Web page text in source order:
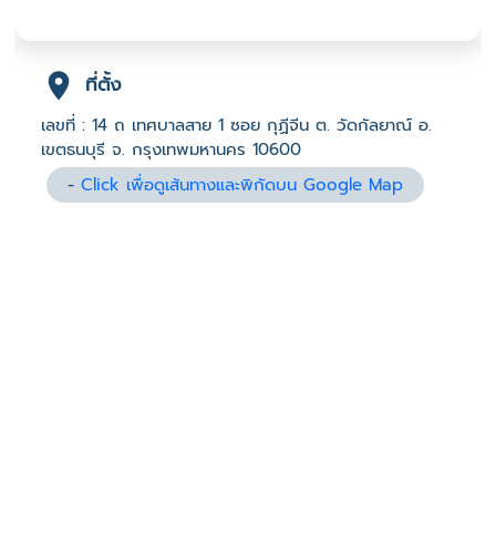
ที่ตั้ง
เลขที่ : 14 ถ เทศบาลสาย 1 ซอย กุฏีจีน ต. วัดกัลยาณ์ อ.
เขตธนบุรี จ. กรุงเทพมหานคร 10600
-Click เพื่อดูเส้นทางและพิกัดบน Google Map